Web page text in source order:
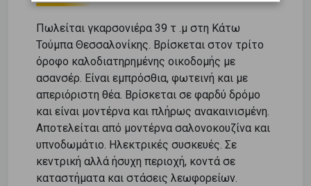
Πωλείται γκαρσονιέρα 39 τ .μ στη Κάτω
Τούμπα Θεσσαλονίκης. Βρίσκεται στον τρίτο
όροφο καλοδιατηρημένης οικοδομής με
ασανσέρ. Είναι εμπρόσθια, φωτεινή και με
απεριόριστη θέα. Βρίσκεται σε φαρδύ δρόμο
και είναι μοντέρνα και πλήρως ανακαινισμένη.
Αποτελείται από μοντέρνα σαλονοκουζίνα και
υπνοδωμάτιο. Ηλεκτρικές συσκευές. Σε
κεντρική αλλά ήσυχη περιοχή, κοντά σε
καταστήματα και στάσεις λεωφορείων.